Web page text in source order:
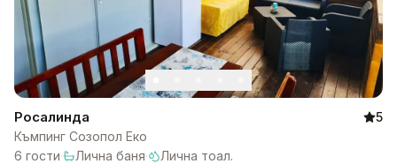
Росалинда
5
Къмпинг Созопол Еко
6 гости· Лична баня· Лична тоал.